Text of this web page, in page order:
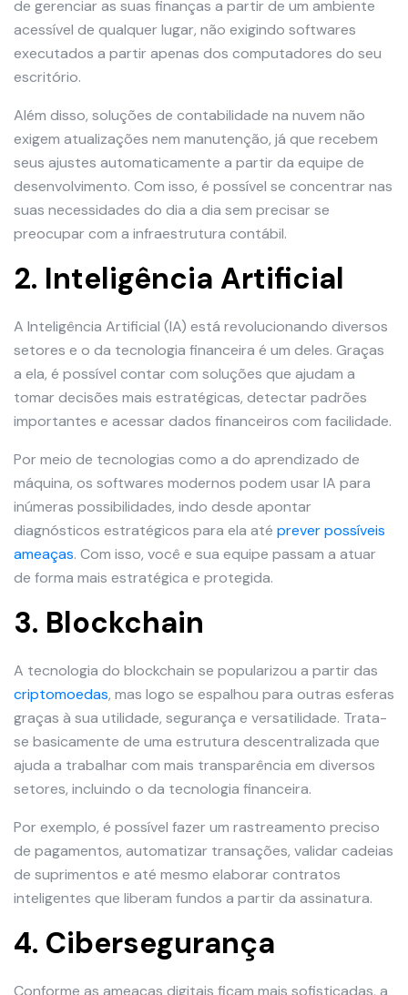
de gerenciar as suas finanças a partir de um ambiente
acessível de qualquer lugar, não exigindo softwares
executados a partir apenas dos computadores do seu
escritório.
Além disso, soluções de contabilidade na nuvem não
exigem atualizações nem manutenção, já que recebem
seus ajustes automaticamente a partir da equipe de
desenvolvimento. Com isso, é possível se concentrar nas
suas necessidades do dia a dia sem precisar se
preocupar com a infraestrutura contábil.
2. Inteligência Artificial
A Inteligência Artificial (IA) está revolucionando diversos
setores e o da tecnologia financeira é um deles. Graças
a ela, é possível contar com soluções que ajudam a
tomar decisões mais estratégicas, detectar padrões
importantes e acessar dados financeiros com facilidade.
Por meio de tecnologias como a do aprendizado de
máquina, os softwares modernos podem usar IA para
inúmeras possibilidades, indo desde apontar
diagnósticos estratégicos para ela até prever possíveis
ameaças. Com isso, você e sua equipe passam a atuar
de forma mais estratégica e protegida.
3. Blockchain
A tecnologia do blockchain se popularizou a partir das
criptomoedas, mas logo se espalhou para outras esferas
graças à sua utilidade, segurança e versatilidade. Trata-
se basicamente de uma estrutura descentralizada que
ajuda a trabalhar com mais transparência em diversos
setores, incluindo o da tecnologia financeira.
Por exemplo, é possível fazer um rastreamento preciso
de pagamentos, automatizar transações, validar cadeias
de suprimentos e até mesmo elaborar contratos
inteligentes que liberam fundos a partir da assinatura.
4. Cibersegurança